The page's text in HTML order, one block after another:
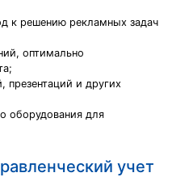
к решению рекламных задач
оптимально
презентаций и других
оборудования для
учет